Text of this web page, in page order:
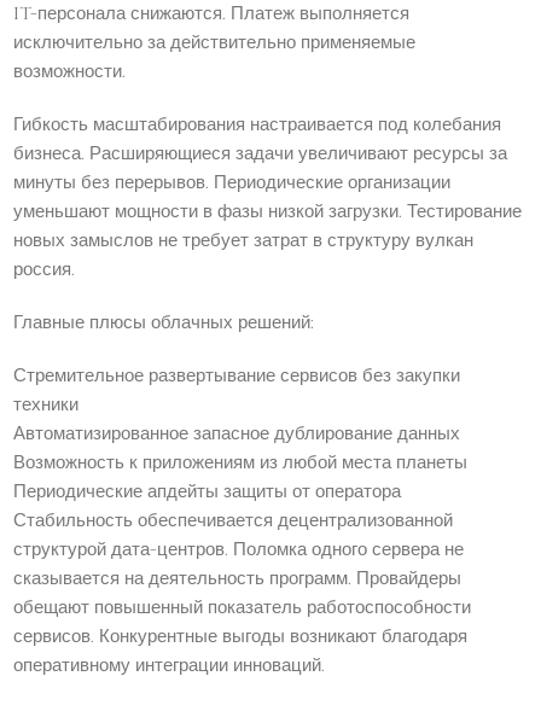
IT-персонала снижаются. Платеж выполняется
исключительно за действительно применяемые
возможности.
Гибкость масштабирования настраивается под колебания
бизнеса. Расширяющиеся задачи увеличивают ресурсы за
минуты без перерывов. Периодические организации
уменьшают мощности в фазы низкой загрузки. Тестирование
новых замыслов не требует затрат в структуру вулкан
россия.
Главные плюсы облачных решений:
Стремительное развертывание сервисов без закупки
техники
Автоматизированное запасное дублирование данных
Возможность к приложениям из любой места планеты
Периодические апдейты защиты от оператора
Стабильность обеспечивается децентрализованной
структурой дата-центров. Поломка одного сервера не
сказывается на деятельность программ. Провайдеры
обещают повышенный показатель работоспособности
сервисов. Конкурентные выгоды возникают благодаря
оперативному интеграции инноваций.